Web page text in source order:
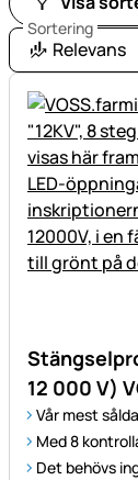
Sortering
Relevans
12 000 V)
Vår mest
Med 8
Det behövs